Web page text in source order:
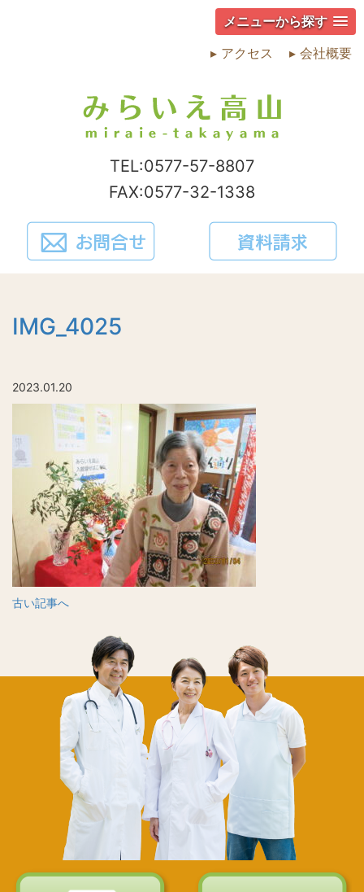
メニューから探す
▸ アクセス
▸ 会社概要
TEL:0577-57-8807
FAX:0577-32-1338
IMG_4025
2023.01.20
古い記事へ